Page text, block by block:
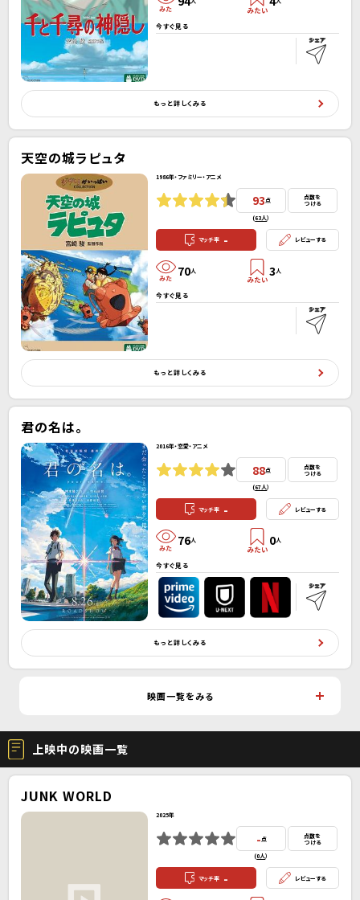
今すぐ見る
もっと詳しくみる
天空の城ラピュタ
1986年・ファミリー・アニメ
93点
(63人）
点数を
つける
マッチ率 - レビューする
70人 3人
今すぐ見る
もっと詳しくみる
君の名は。
2016年・恋愛・アニメ
88点
(67人）
点数を
つける
マッチ率 - レビューする
76人 0人
今すぐ見る
もっと詳しくみる
映画一覧をみる
上映中の映画一覧
JUNK WORLD
2025年
- 点
(0人）
点数を
つける
マッチ率 - レビューする